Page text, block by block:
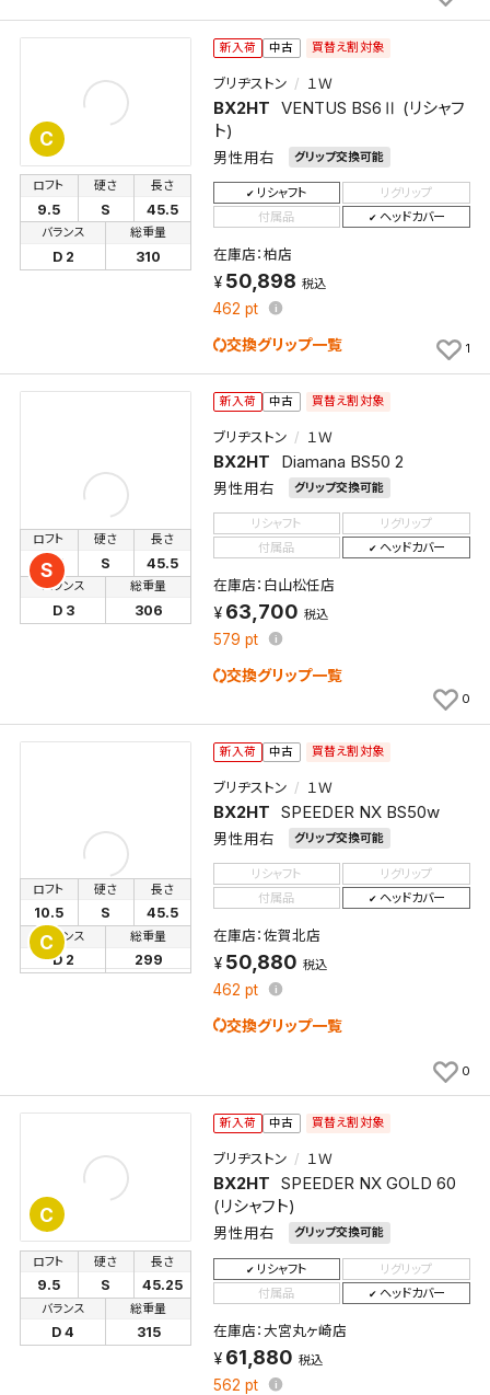
C
新入荷 中古 買替え割対象
ブリヂストン １Ｗ
BX2HT VENTUS BS6Ⅱ (リシャフ
ト)
男性用右 グリップ交換可能
ロフト
9.5
硬さ
S
長さ
45.5
バランス
D 2
総重量
310
リシャフト
リグリップ
付属品
ヘッドカバー
在庫店：柏店
50,898 税込
462 pt
交換グリップ一覧 1
S
新入荷 中古 買替え割対象
ブリヂストン １Ｗ
BX2HT Diamana BS50 2
男性用右 グリップ交換可能
ロフト
10.5
硬さ
S
長さ
45.5
バランス
D 3
総重量
306
リシャフト
リグリップ
付属品
ヘッドカバー
在庫店：白山松任店
63,700 税込
579 pt
交換グリップ一覧
0
C
新入荷 中古 買替え割対象
ブリヂストン １Ｗ
BX2HT SPEEDER NX BS50w
男性用右 グリップ交換可能
ロフト
10.5
硬さ
S
長さ
45.5
バランス
D 2
総重量
299
リシャフト
リグリップ
付属品
ヘッドカバー
在庫店：佐賀北店
50,880 税込
462 pt
交換グリップ一覧
0
C
新入荷 中古 買替え割対象
ブリヂストン １Ｗ
BX2HT SPEEDER NX GOLD 60
(リシャフト)
男性用右 グリップ交換可能
ロフト
9.5
硬さ
S
長さ
45.25
バランス
D 4
総重量
315
リシャフト
リグリップ
付属品
ヘッドカバー
在庫店：大宮丸ヶ崎店
61,880 税込
562 pt
検索条件を保存
この検索条件をマイページ内「保存検索条件一覧」に
保存します。
よく探す商品を、毎回条件指定することなく簡単に開